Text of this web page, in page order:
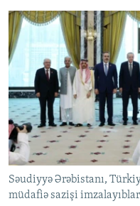
Səudiyyə Ərəbistanı,
müdafiə sazişi imzalayıblar